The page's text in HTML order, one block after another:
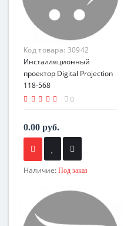
Код товара: 30942
Инсталляционный
проектор Digital Projection
118-568
0
0.00 руб.
Наличие: Под заказ